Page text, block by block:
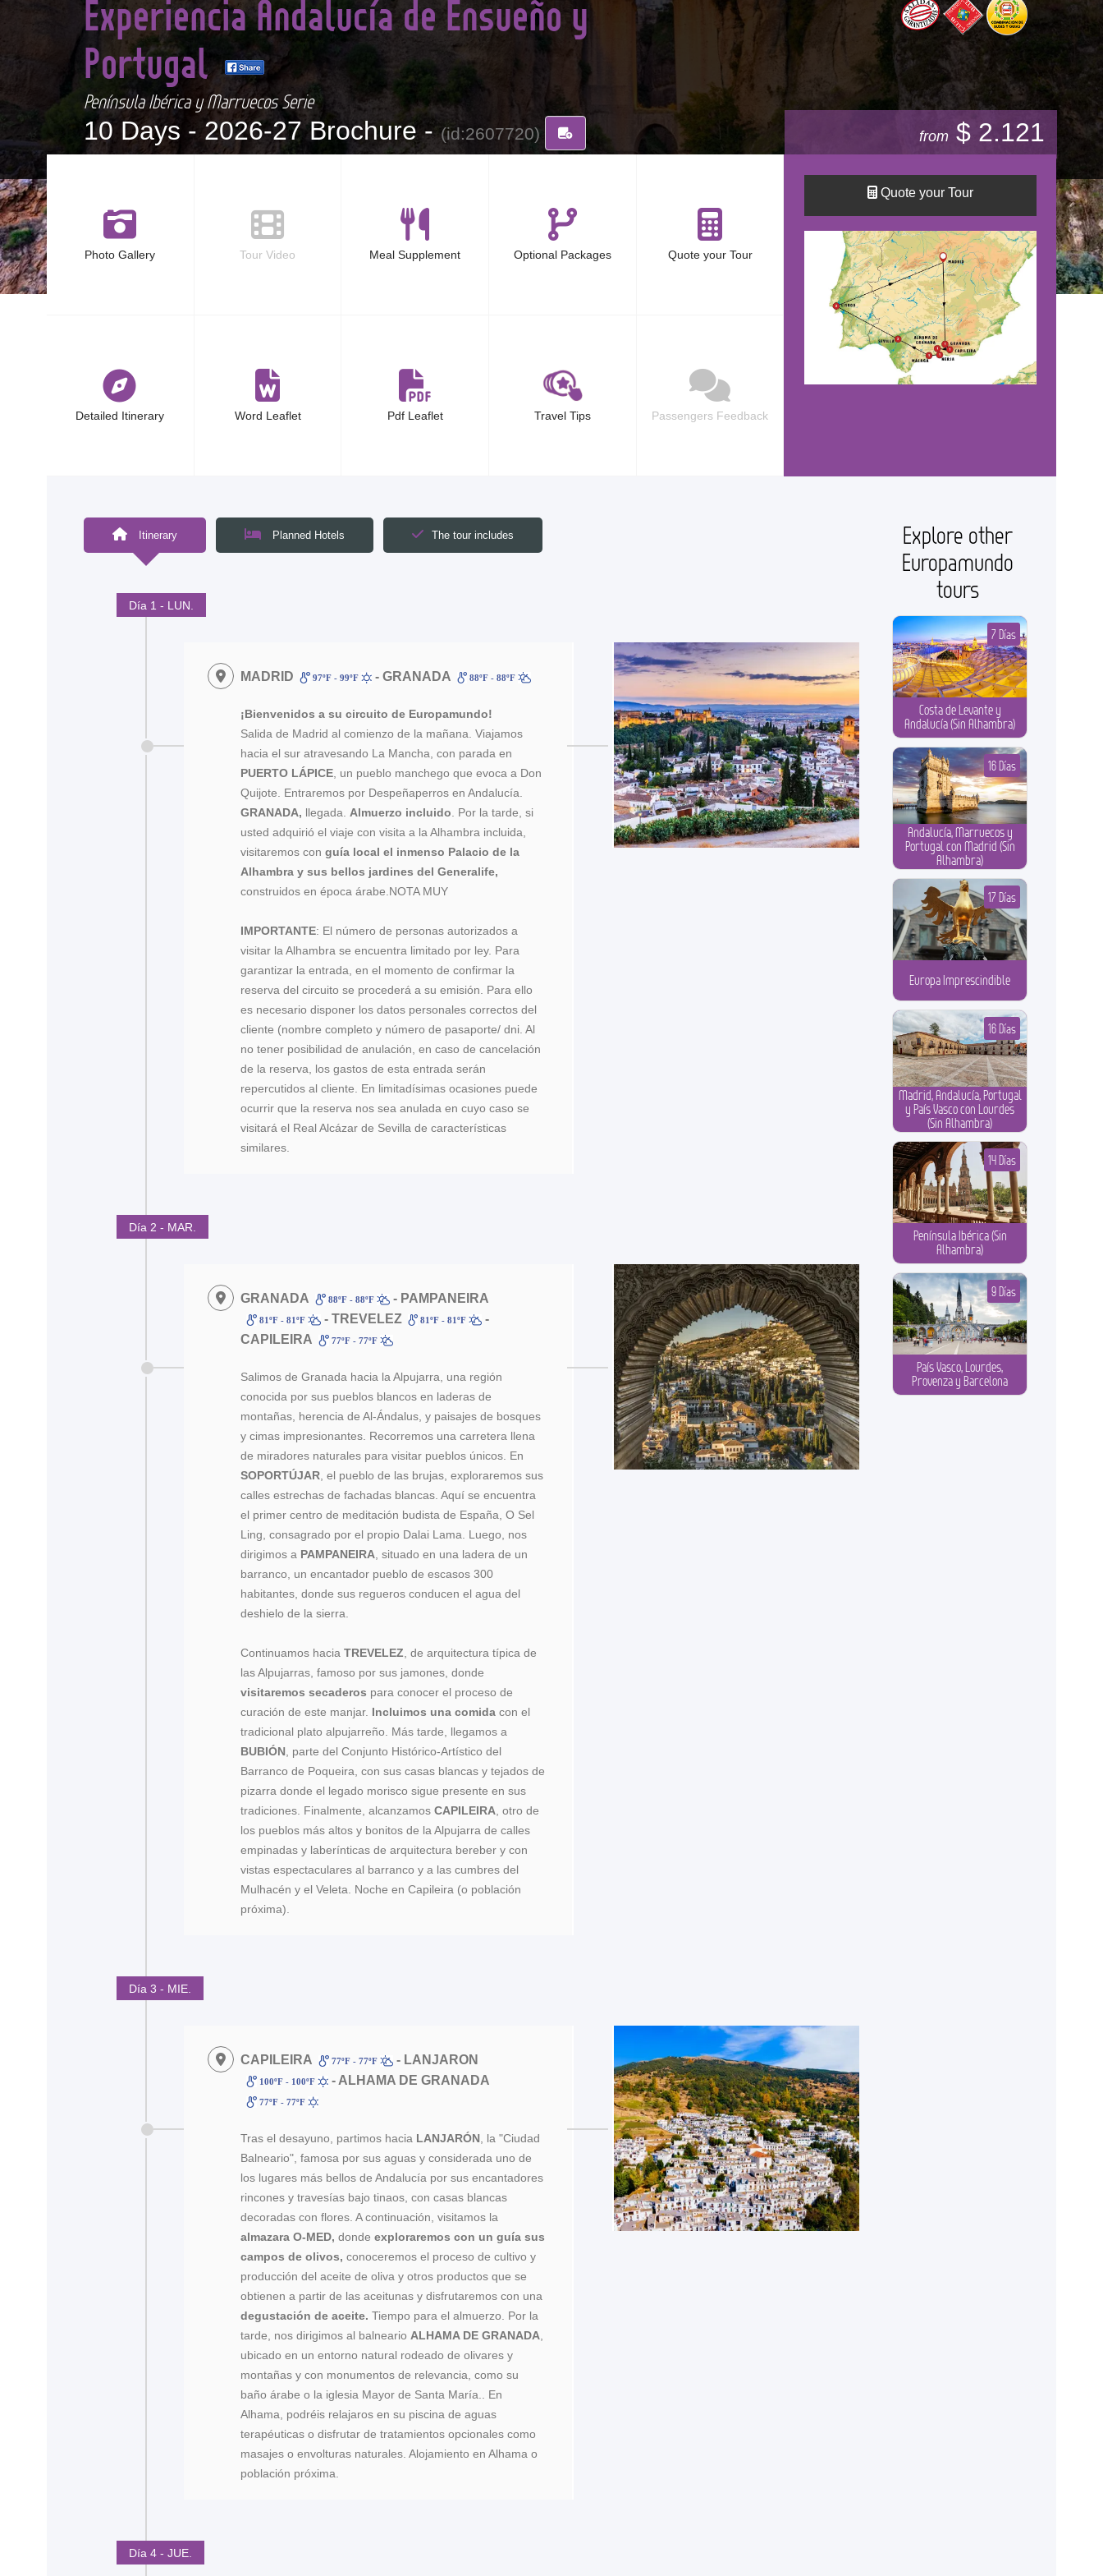
Experiencia Andalucía de Ensueño y
Portugal
Península Ibérica y Marruecos Serie
10 Days - 2026-27 Brochure -(id:2607720)
Photo Gallery Tour Video Meal Supplement Optional Packages Quote your Tour
Detailed Itinerary Word Leaflet Pdf Leaflet Travel Tips Passengers Feedback
from$ 2.121
Quote your Tour
Itinerary Planned Hotels The tour includes
Día 1 - LUN.
MADRID 97ºF - 99ºF - GRANADA 88ºF - 88ºF
¡Bienvenidos a su circuito de Europamundo!
Salida de Madrid al comienzo de la mañana. Viajamos
hacia el sur atravesando La Mancha, con parada en
PUERTO LÁPICE , un pueblo manchego que evoca a Don
Quijote. Entraremos por Despeñaperros en Andalucía.
GRANADA, llegada. Almuerzo incluido . Por la tarde, si
usted adquirió el viaje con visita a la Alhambra incluida,
visitaremos conguía local el inmenso Palacio de la
Alhambra y sus bellos jardines del Generalife,
construidos en época árabe.NOTA MUY
IMPORTANTE: El número de personas autorizados a
visitar la Alhambra se encuentra limitado por ley. Para
garantizar la entrada, en el momento de confirmar la
reserva del circuito se procederá a su emisión. Para ello
es necesario disponer los datos personales correctos del
cliente (nombre completo y número de pasaporte/ dni. Al
no tener posibilidad de anulación, en caso de cancelación
de la reserva, los gastos de esta entrada serán
repercutidos al cliente. En limitadísimas ocasiones puede
ocurrir que la reserva nos sea anulada en cuyo caso se
visitará el Real Alcázar de Sevilla de características
similares.
Día 2 - MAR.
GRANADA 88ºF - 88ºF - PAMPANEIRA
81ºF - 81ºF - TREVELEZ 81ºF - 81ºF
-
CAPILEIRA
77ºF - 77ºF
Salimos de Granada hacia la Alpujarra, una región
conocida por sus pueblos blancos en laderas de
montañas, herencia de Al-Ándalus, y paisajes de bosques
y cimas impresionantes. Recorremos una carretera llena
de miradores naturales para visitar pueblos únicos. En
SOPORTÚJAR , el pueblo de las brujas, exploraremos sus
calles estrechas de fachadas blancas. Aquí se encuentra
el primer centro de meditación budista de España, O Sel
Ling, consagrado por el propio Dalai Lama. Luego, nos
dirigimos a PAMPANEIRA , situado en una ladera de un
barranco, un encantador pueblo de escasos 300
habitantes, donde sus regueros conducen el agua del
deshielo de la sierra.
Continuamos haciaTREVELEZ , de arquitectura típica de
las Alpujarras, famoso por sus jamones, donde
visitaremos secaderos para conocer el proceso de
curación de este manjar. Incluimos una comida con el
tradicional plato alpujarreño. Más tarde, llegamos a
BUBIÓN , parte del Conjunto Histórico-Artístico del
Barranco de Poqueira, con sus casas blancas y tejados de
pizarra donde el legado morisco sigue presente en sus
tradiciones. Finalmente, alcanzamosCAPILEIRA , otro de
los pueblos más altos y bonitos de la Alpujarra de calles
empinadas y laberínticas de arquitectura bereber y con
vistas espectaculares al barranco y a las cumbres del
Mulhacén y el Veleta. Noche en Capileira (o población
próxima).
Día 3 - MIE.
CAPILEIRA 77ºF - 77ºF - LANJARON
100ºF - 100ºF - ALHAMA DE GRANADA
77ºF - 77ºF
Tras el desayuno, partimos hacia LANJARÓN , la "Ciudad
Balneario", famosa por sus aguas y considerada uno de
los lugares más bellos de Andalucía por sus encantadores
rincones y travesías bajo tinaos, con casas blancas
decoradas con flores. A continuación, visitamos la
almazara O-MED, dondeexploraremos con un guía sus
campos de olivos, conoceremos el proceso de cultivo y
producción del aceite de oliva y otros productos que se
obtienen a partir de las aceitunas y disfrutaremos con una
degustación de aceite.Tiempo para el almuerzo. Por la
tarde, nos dirigimos al balneario ALHAMA DE GRANADA
ubicado en un entorno natural rodeado de olivares y
montañas y con monumentos de relevancia, como su
baño árabe o la iglesia Mayor de Santa María.. En
Alhama, podréis relajaros en su piscina de aguas
terapéuticas o disfrutar de tratamientos opcionales como
masajes o envolturas naturales. Alojamiento en Alhama o
población próxima.
Día 4 - JUE.
Explore other
Europamundo
tours
Costa de Levante y
Andalucía (Sin Alhambra)
7 Días
Andalucía, Marruecos y
Portugal con Madrid (Sin
Alhambra)
16 Días
Europa Imprescindible
17 Días
Madrid, Andalucía, Portugal
y País Vasco con Lourdes
(Sin Alhambra)
16 Días
Península Ibérica (Sin
Alhambra)
14 Días
País Vasco, Lourdes,
Provenza y Barcelona
9 Días